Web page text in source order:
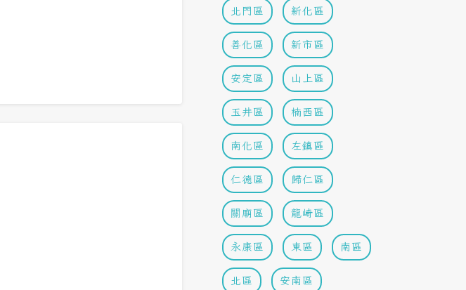
北門區 新化區
善化區 新市區
安定區 山上區
玉井區 楠西區
南化區 左鎮區
仁德區 歸仁區
關廟區 龍崎區
永康區 東區 南區
北區 安南區